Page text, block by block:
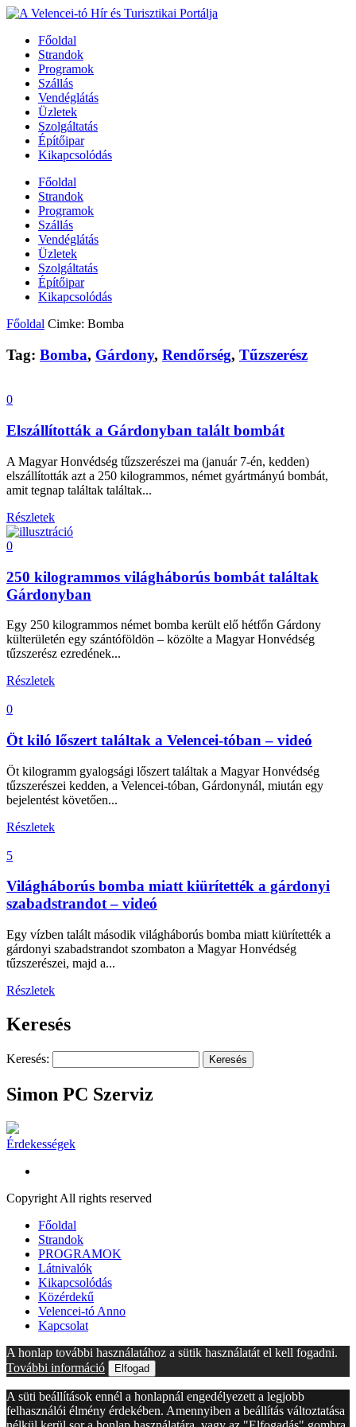
Főoldal
Strandok
Programok
Szállás
Vendéglátás
Üzletek
Szolgáltatás
Építőipar
Kikapcsolódás
Főoldal
Strandok
Programok
Szállás
Vendéglátás
Üzletek
Szolgáltatás
Építőipar
Kikapcsolódás
Főoldal Cimke: Bomba
Tag: Bomba, Gárdony, Rendőrség, Tűzszerész
0
Elszállították a Gárdonyban talált bombát
A Magyar Honvédség tűzszerészei ma (január 7-én, kedden)
elszállították azt a 250 kilogrammos, német gyártmányú bombát,
amit tegnap találtak találtak...
Részletek
0
250 kilogrammos világháborús bombát találtak
Gárdonyban
Egy 250 kilogrammos német bomba került elő hétfőn Gárdony
külterületén egy szántóföldön – közölte a Magyar Honvédség
tűzszerész ezredének...
Részletek
0
Öt kiló lőszert találtak a Velencei-tóban – videó
Öt kilogramm gyalogsági lőszert találtak a Magyar Honvédség
tűzszerészei kedden, a Velencei-tóban, Gárdonynál, miután egy
bejelentést követően...
Részletek
5
Világháborús bomba miatt kiürítették a gárdonyi
szabadstrandot – videó
Egy vízben talált második világháborús bomba miatt kiürítették a
gárdonyi szabadstrandot szombaton a Magyar Honvédség
tűzszerészei, majd a...
Részletek
Keresés
Keresés:
Simon PC Szerviz
Érdekességek
Copyright All rights reserved
Főoldal
Strandok
PROGRAMOK
Látnivalók
Kikapcsolódás
Közérdekű
Velencei-tó Anno
Kapcsolat
A honlap további használatához a sütik használatát el kell fogadni.
További információ
Elfogad
A süti beállítások ennél a honlapnál engedélyezett a legjobb
felhasználói élmény érdekében. Amennyiben a beállítás változtatása